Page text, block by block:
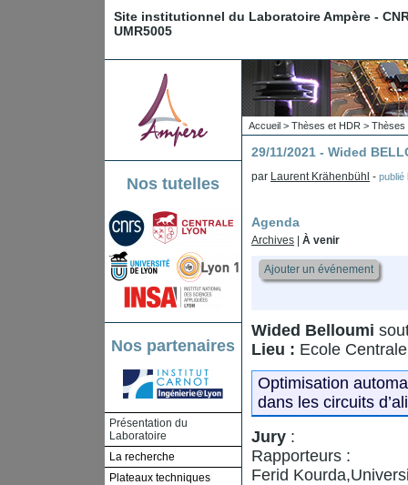
Site institutionnel du Laboratoire Ampère -
UMR5005
Nos tutelles
Nos partenaires
Présentation du
Laboratoire
La recherche
Plateaux techniques
Accueil > Thèses et HDR > Thèses
29/11/2021 - Wided
par Laurent Krähenbühl - publié
Agenda
Archives À venir
Ajouter un événement
Wided Belloumi
Lieu : Ecole
Optimisation
dans les circuits
Jury :
Rapporteurs :
Ferid